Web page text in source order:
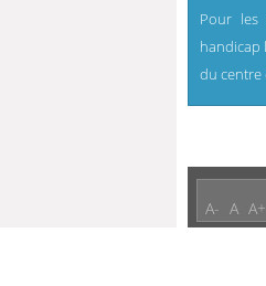
Pour les
handicap
du centre
A- A A+